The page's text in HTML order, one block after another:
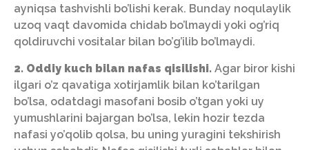
ayniqsa tashvishli bo’lishi kerak. Bunday noqulaylik
uzoq vaqt davomida chidab bo’lmaydi yoki og’riq
qoldiruvchi vositalar bilan bo’g’ilib bo’lmaydi.
2. Oddiy kuch bilan nafas qisilishi. Agar biror kishi
ilgari o’z qavatiga xotirjamlik bilan ko’tarilgan
bo’lsa, odatdagi masofani bosib o’tgan yoki uy
yumushlarini bajargan bo’lsa, lekin hozir tezda
nafasi yo’qolib qolsa, bu uning yuragini tekshirish